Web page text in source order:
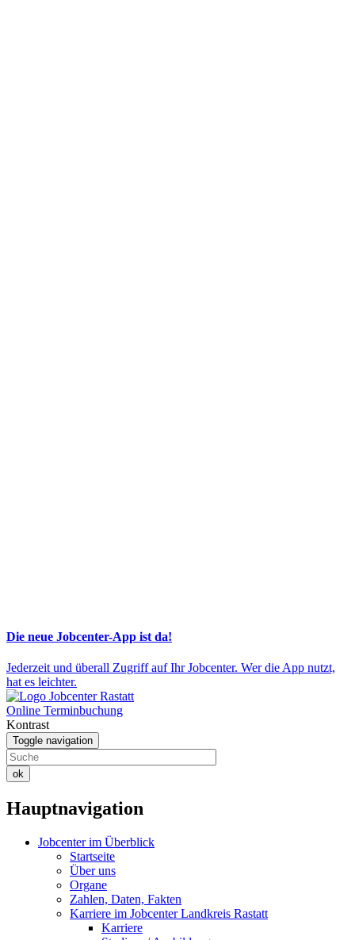
Die neue Jobcenter-App ist da!
Jederzeit und überall Zugriff auf Ihr Jobcenter. Wer die App nutzt,
hat es leichter.
Online Terminbuchung
Kontrast
Toggle navigation
ok
Hauptnavigation
Jobcenter im Überblick
Startseite
Über uns
Organe
Zahlen, Daten, Fakten
Karriere im Jobcenter Landkreis Rastatt
Karriere